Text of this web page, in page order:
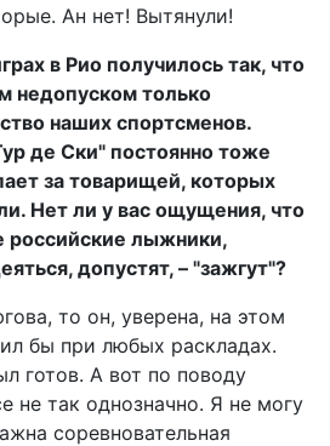
Ан нет! Вытянули!
в Рио получилось так, что
недопуском только
наших спортсменов.
де Ски" постоянно тоже
за товарищей, которых
Нет ли у вас ощущения, что
российские лыжники,
допустят, – "зажгут"?
то он, уверена, на этом
бы при любых раскладах.
готов. А вот по поводу
не так однозначно. Я не могу
соревновательная